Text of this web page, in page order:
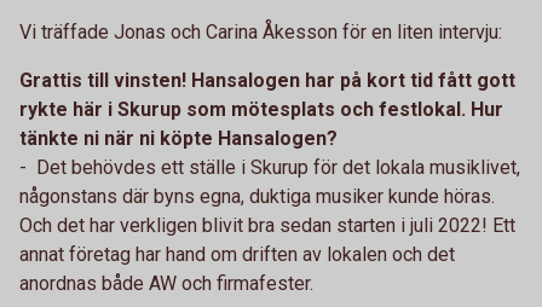
Vi träffade Jonas och Carina Åkesson för en liten intervju:
Grattis till vinsten! Hansalogen har på kort tid fått gott
rykte här i Skurup som mötesplats och festlokal. Hur
tänkte ni när ni köpte Hansalogen?
- Det behövdes ett ställe i Skurup för det lokala musiklivet,
någonstans där byns egna, duktiga musiker kunde höras.
Och det har verkligen blivit bra sedan starten i juli 2022! Ett
annat företag har hand om driften av lokalen och det
anordnas både AW och firmafester.